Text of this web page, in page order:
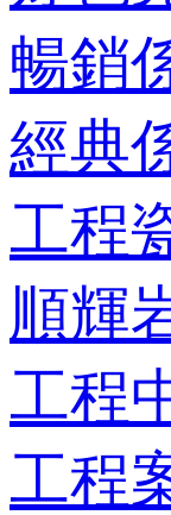
暢銷
經典
工程
順輝
工程
工程